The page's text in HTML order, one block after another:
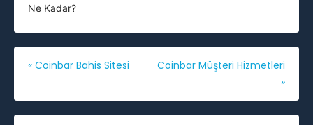
Ne Kadar?
Yazı
« Coinbar Bahis Sitesi
Coinbar Müşteri Hizmetleri
»